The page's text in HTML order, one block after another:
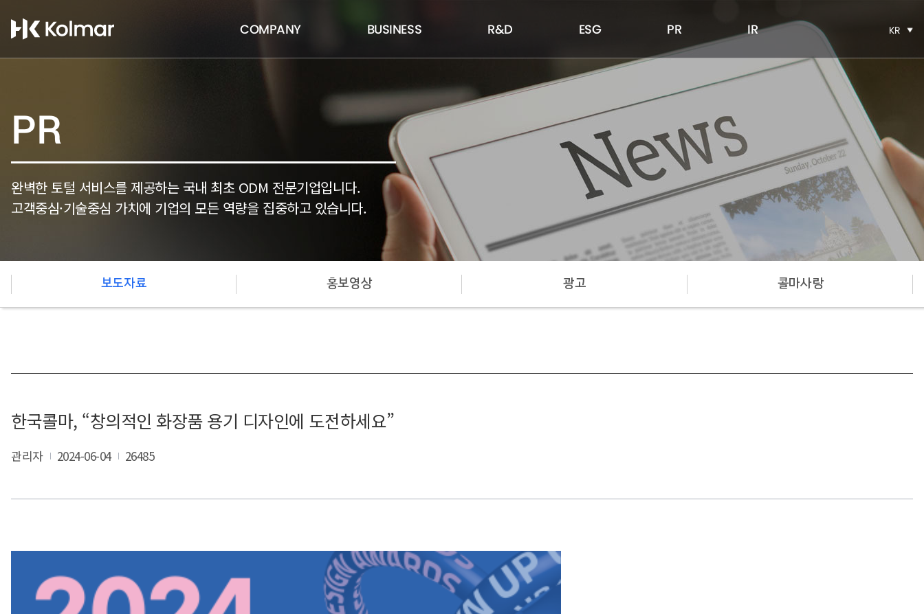
COMPANY BUSINESS R&D ESG PR IR KR
PR
완벽한 토털 서비스를 제공하는 국내 최초 ODM 전문기업입니다.
고객중심·기술중심 가치에 기업의 모든 역량을 집중하고 있습니다.
보도자료 홍보영상 광고 콜마사랑
한국콜마, “창의적인 화장품 용기 디자인에 도전하세요”
관리자 2024-06-04 26485